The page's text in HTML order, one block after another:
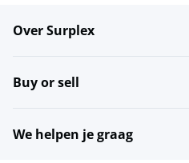
Over Surplex
Buy or sell
We helpen je graag